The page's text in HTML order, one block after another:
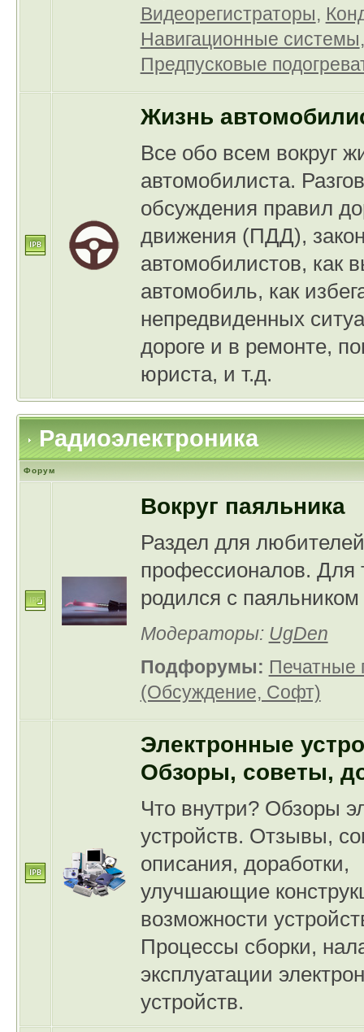
Видеорегистраторы,
Навигационные системы,
Предпусковые
Жизнь
Все обо всем вокруг
автомобилиста.
обсуждения правил
движения (ПДД),
автомобилистов, как
автомобиль, как
непредвиденных
дороге и в ремонте,
юриста, и т.д.
Радиоэлектроника
Форум
Вокруг паяльника
Раздел для
профессионалов. Для
родился с паяльником
Модераторы: UgDen
Подфорумы: Печатные
(Обсуждение, Софт)
Электронные
Обзоры, советы,
Что внутри? Обзоры
устройств. Отзывы,
описания, доработки,
улучшающие
возможности
Процессы сборки,
эксплуатации
устройств.